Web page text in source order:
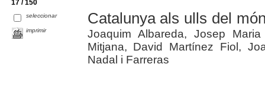
17 / 150
seleccionar
imprimir
Catalunya als ulls del
Joaquim Albareda, Josep
Mitjana, David Martínez Fiol,
Nadal i Farreras